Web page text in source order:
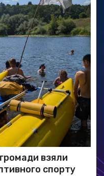
взяли
спорту